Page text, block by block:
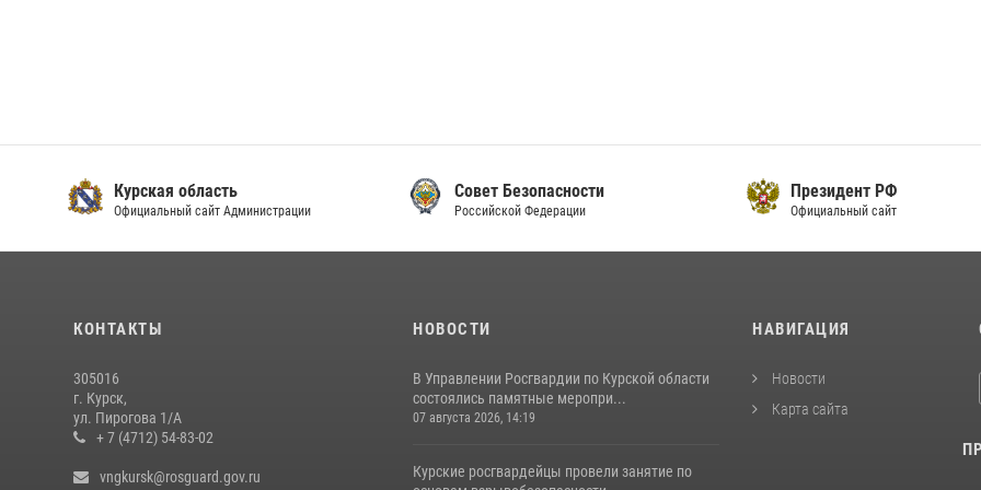
Курская область
Официальный сайт Администрации
Совет Безопасности
Российской Федерации
Президент РФ
Официальный сайт
КОНТАКТЫ
305016
г. Курск,
ул. Пирогова 1/А
+ 7 (4712) 54-83-02
vngkursk@rosguard.gov.ru
НОВОСТИ
В Управлении Росгвардии по Курской области
состоялись памятные меропри...
07 августа 2026, 14:19
Курские росгвардейцы провели занятие по
НАВИГАЦИЯ
Новости
Карта сайта